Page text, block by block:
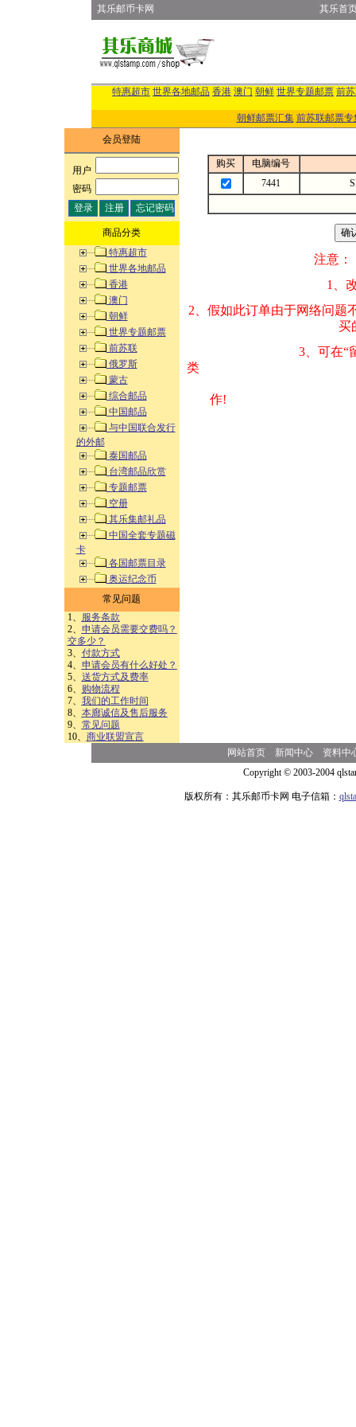
其乐邮币卡网 其乐首
特惠超市 世界各地邮品 香港 澳门 朝鲜 世界专题邮票 前
朝鲜邮票汇集 前苏联邮票专
会员登陆
用户:
密码:
商品分类
特惠超市
世界各地邮品
香港
澳门
朝鲜
世界专题邮票
前苏联
俄罗斯
蒙古
综合邮品
中国邮品
与中国联合发行
的外邮
泰国邮品
台湾邮品欣赏
专题邮票
空册
其乐集邮礼品
中国全套专题磁
卡
各国邮票目录
奥运纪念币
常见问题
1、
服务条款
2、 申请会员需要交费吗？
交多少？
3、 付款方式
4、 申请会员有什么好处？
5、 送货方式及费率
6、
购物流程
7、 我们的工作时间
8、 本廊诚信及售后服务
9、 常见问题
10、 商业联盟宣言
购买
电脑编号
7441
注意：
1、改变商品数量
2、假如此订单由
买的邮品的“
3、可在“
类 方式告之
作!
网站首页 新闻中心
资料中
Copyright © 2003-2004
版权所有：其乐邮币卡网 电子信箱：